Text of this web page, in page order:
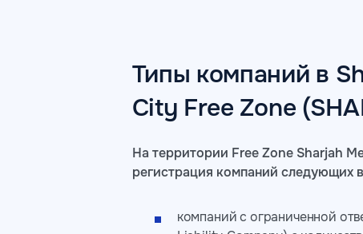
Типы компаний в
City Free Zone
На территории Free Zone Sharjah
регистрация компаний следующих
компаний с ограниченной